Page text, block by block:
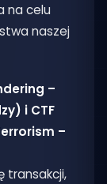
na celu
naszej
–
i CTF
–
transakcji,